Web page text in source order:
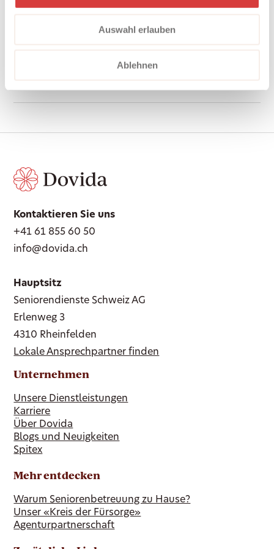
Auswahl erlauben
Ablehnen
Kontaktieren Sie uns
+41 61 855 60 50
info@dovida.ch
Hauptsitz
Seniorendienste Schweiz AG
Erlenweg 3
4310 Rheinfelden
Lokale Ansprechpartner finden
Unternehmen
Unsere Dienstleistungen
Karriere
Über Dovida
Blogs und Neuigkeiten
Spitex
Mehr entdecken
Warum Seniorenbetreuung zu Hause?
Unser «Kreis der Fürsorge»
Agenturpartnerschaft